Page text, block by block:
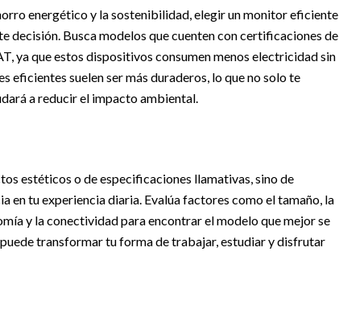
energético y la sostenibilidad, elegir un monitor eficiente
decisión. Busca modelos que cuenten con certificaciones de
ya que estos dispositivos consumen menos electricidad sin
suelen ser más duraderos, lo que no solo te
a reducir el impacto ambiental.
estéticos o de especificaciones llamativas, sino de
en tu experiencia diaria. Evalúa factores como el tamaño, la
y la conectividad para encontrar el modelo que mejor se
transformar tu forma de trabajar, estudiar y disfrutar